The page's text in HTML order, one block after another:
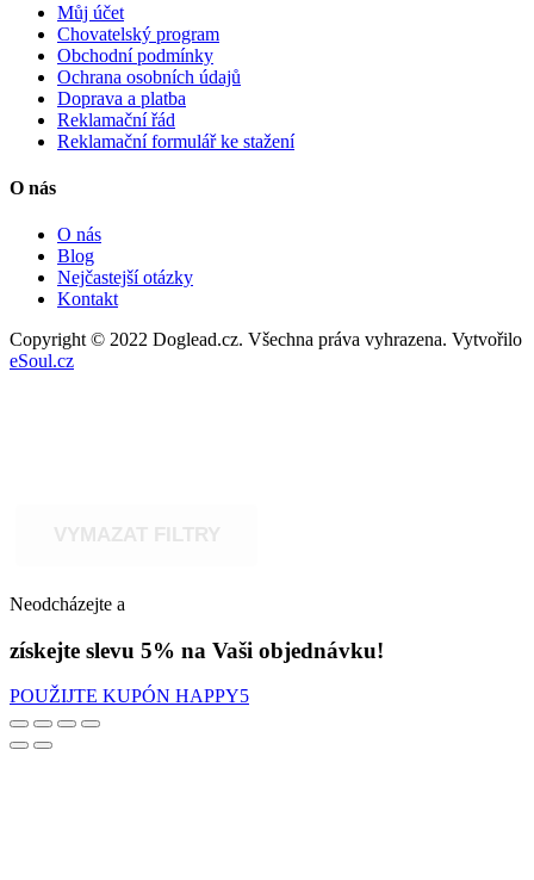
Můj účet
Chovatelský program
Obchodní podmínky
Ochrana osobních údajů
Doprava a platba
Reklamační řád
Reklamační formulář ke stažení
O nás
O nás
Blog
Nejčastejší otázky
Kontakt
Copyright © 2022 Doglead.cz. Všechna práva vyhrazena. Vytvořilo
eSoul.cz
Neodcházejte a
získejte slevu 5% na Vaši objednávku!
POUŽIJTE KUPÓN HAPPY5